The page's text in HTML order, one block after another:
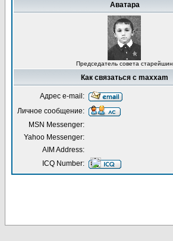
Аватара
Председатель совета старейшин
Как связаться с maxxam
Адрес e-mail:
Личное сообщение:
MSN Messenger:
Yahoo Messenger:
AIM Address:
ICQ Number: